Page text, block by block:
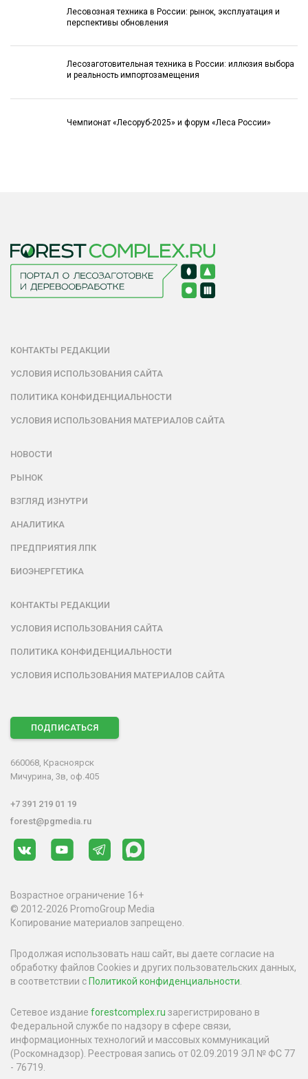
Лесовозная техника в России: рынок, эксплуатация и
перспективы обновления
Лесозаготовительная техника в России: иллюзия выбора
и реальность импортозамещения
Чемпионат «Лесоруб-2025» и форум «Леса России»
КОНТАКТЫ РЕДАКЦИИ
УСЛОВИЯ ИСПОЛЬЗОВАНИЯ САЙТА
ПОЛИТИКА КОНФИДЕНЦИАЛЬНОСТИ
УСЛОВИЯ ИСПОЛЬЗОВАНИЯ МАТЕРИАЛОВ САЙТА
НОВОСТИ
РЫНОК
ВЗГЛЯД ИЗНУТРИ
АНАЛИТИКА
ПРЕДПРИЯТИЯ ЛПК
БИОЭНЕРГЕТИКА
КОНТАКТЫ РЕДАКЦИИ
УСЛОВИЯ ИСПОЛЬЗОВАНИЯ САЙТА
ПОЛИТИКА КОНФИДЕНЦИАЛЬНОСТИ
УСЛОВИЯ ИСПОЛЬЗОВАНИЯ МАТЕРИАЛОВ САЙТА
ПОДПИСАТЬСЯ
660068, Красноярск
Мичурина, 3в, оф.405
+7 391 219 01 19
forest@pgmedia.ru
Возрастное ограничение 16+
© 2012-2026 PromoGroup Media
Копирование материалов запрещено.
Продолжая использовать наш сайт, вы даете согласие на
обработку файлов Cookies и других пользовательских данных,
в соответствии с Политикой конфиденциальности
Сетевое издание forestcomplex.ru зарегистрировано в
Федеральной службе по надзору в сфере связи,
информационных технологий и массовых коммуникаций
(Роскомнадзор). Реестровая запись от 02.09.2019 ЭЛ № ФС 77
- 76719.